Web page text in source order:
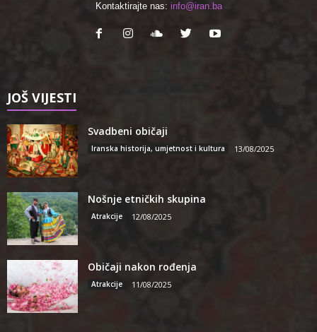
Kontaktirajte nas: info@iran.ba
JOŠ VIJESTI
Svadbeni običaji
Iranska historija, umjetnost i kultura 13/08/2025
Nošnje etničkih skupina
Atrakcije 12/08/2025
Običaji nakon rođenja
Atrakcije 11/08/2025